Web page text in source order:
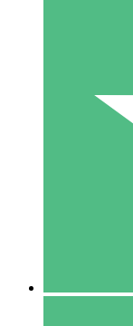
Paga según el